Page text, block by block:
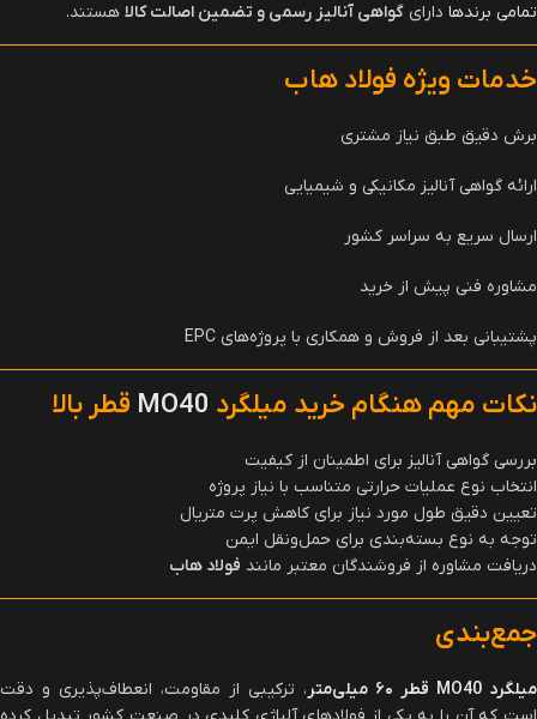
تمامی برندها دارای گواهی آنالیز رسمی و تضمین اصالت کالا هستند.
خدمات ویژه فولاد هاب
برش دقیق طبق نیاز مشتری
ارائه گواهی آنالیز مکانیکی و شیمیایی
ارسال سریع به سراسر کشور
مشاوره فنی پیش از خرید
پشتیبانی بعد از فروش و همکاری با پروژه‌های EPC
نکات مهم هنگام خرید میلگرد قطر بالا
بررسی گواهی آنالیز برای اطمینان از کیفیت
انتخاب نوع عملیات حرارتی متناسب با نیاز پروژه
تعیین دقیق طول مورد نیاز برای کاهش پرت متریال
توجه به نوع بسته‌بندی برای حمل‌ونقل ایمن
دریافت مشاوره از فروشندگان معتبر مانند فولاد هاب
جمع‌بندی
میلگرد قطر ۶۰ میلی‌متر، ترکیبی از مقاومت، انعطاف‌پذیری و دقت